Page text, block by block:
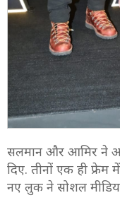
सलमान और आमिर ने
दिए. तीनों एक ही
नए लुक ने सोशल